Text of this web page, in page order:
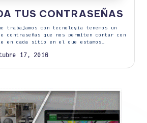
TUS CONTRASEÑAS
trabajamos con tecnología tenemos un
contraseñas que nos permiten contar con
en cada sitio en el que estamos…
17, 2016